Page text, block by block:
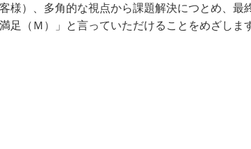
様）、多角的な視点から課題解決につとめ、最
足（Ｍ）」と言っていただけることをめざしま